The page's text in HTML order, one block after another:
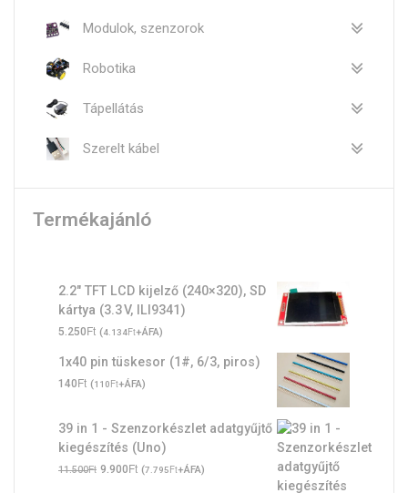
Modulok, szenzorok
Robotika
Tápellátás
Szerelt kábel
Termékajánló
2.2″ TFT LCD kijelző (240×320), SD
kártya (3.3 V, ILI9341)
5.250Ft (4.134Ft+ÁFA)
1x40 pin tüskesor (1#, 6/3, piros)
140Ft (110Ft+ÁFA)
39 in 1 - Szenzorkészlet adatgyűjtő
kiegészítés (Uno)
11.500Ft Original
9.900FtCurrent
(7.795Ft+ÁFA)